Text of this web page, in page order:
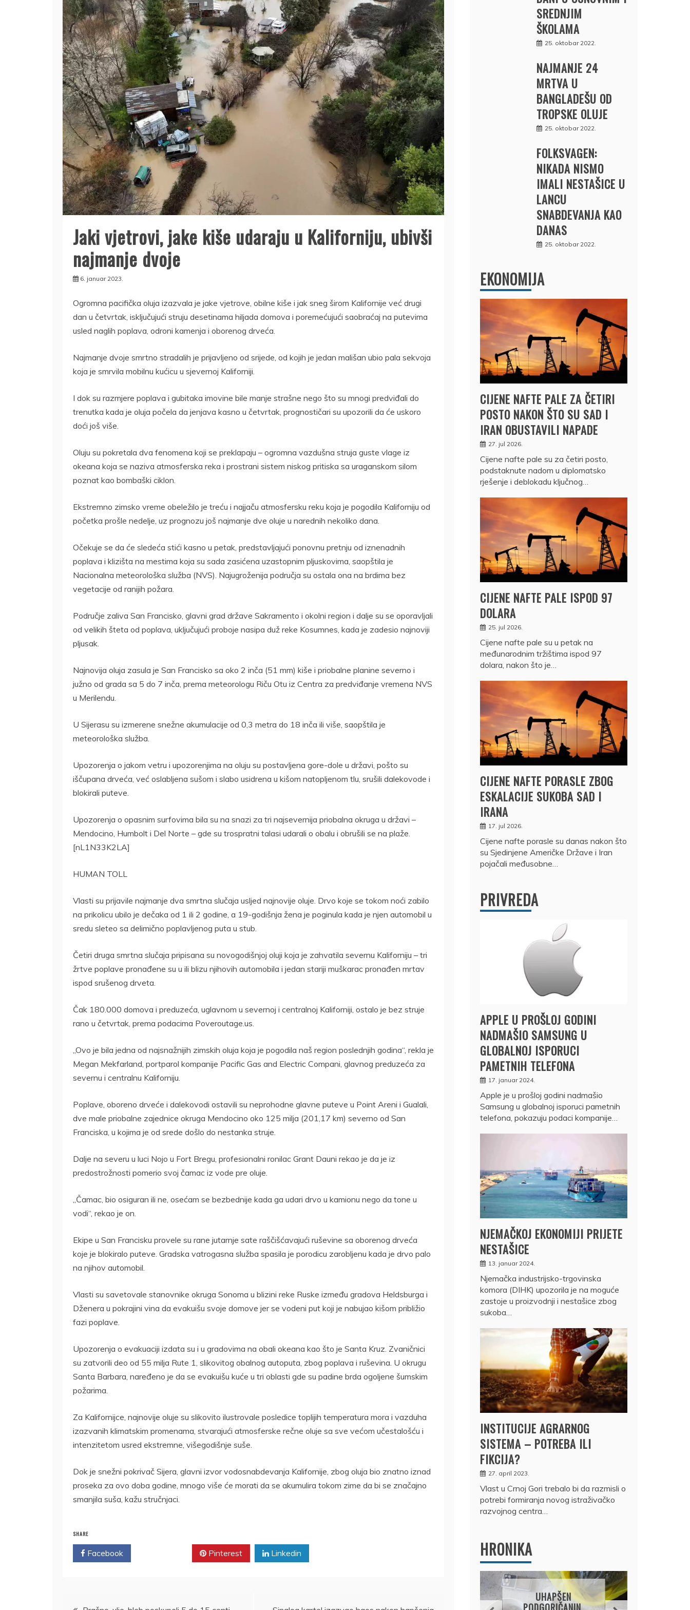
Jaki vjetrovi, jake kiše udaraju u Kaliforniju, ubivši
najmanje dvoje
6. januar 2023.
Ogromna pacifička oluja izazvala je jake vjetrove, obilne kiše i jak sneg širom Kalifornije već drugi
dan u četvrtak, isključujući struju desetinama hiljada domova i poremećujući saobraćaj na putevima
usled naglih poplava, odroni kamenja i oborenog drveća.
Najmanje dvoje smrtno stradalih je prijavljeno od srijede, od kojih je jedan mališan ubio pala sekvoja
koja je smrvila mobilnu kućicu u sjevernoj Kaliforniji.
I dok su razmjere poplava i gubitaka imovine bile manje strašne nego što su mnogi predviđali do
trenutka kada je oluja počela da jenjava kasno u četvrtak, prognostičari su upozorili da će uskoro
doći još više.
Oluju su pokretala dva fenomena koji se preklapaju – ogromna vazdušna struja guste vlage iz
okeana koja se naziva atmosferska reka i prostrani sistem niskog pritiska sa uraganskom silom
poznat kao bombaški ciklon.
Ekstremno zimsko vreme obeležilo je treću i najjaču atmosfersku reku koja je pogodila Kaliforniju od
početka prošle nedelje, uz prognozu još najmanje dve oluje u narednih nekoliko dana.
Očekuje se da će sledeća stići kasno u petak, predstavljajući ponovnu pretnju od iznenadnih
poplava i klizišta na mestima koja su sada zasićena uzastopnim pljuskovima, saopštila je
Nacionalna meteorološka služba (NVS). Najugroženija područja su ostala ona na brdima bez
vegetacije od ranijih požara.
Područje zaliva San Francisko, glavni grad države Sakramento i okolni region i dalje su se oporavljali
od velikih šteta od poplava, uključujući proboje nasipa duž reke Kosumnes, kada je zadesio najnoviji
pljusak.
Najnovija oluja zasula je San Francisko sa oko 2 inča (51 mm) kiše i priobalne planine severno i
južno od grada sa 5 do 7 inča, prema meteorologu Riču Otu iz Centra za predviđanje vremena NVS
u Merilendu.
U Sijerasu su izmerene snežne akumulacije od 0,3 metra do 18 inča ili više, saopštila je
meteorološka služba.
Upozorenja o jakom vetru i upozorenjima na oluju su postavljena gore-dole u ​​državi, pošto su
iščupana drveća, već oslabljena sušom i slabo usidrena u kišom natopljenom tlu, srušili dalekovode i
blokirali puteve.
Upozorenja o opasnim surfovima bila su na snazi za tri najsevernija priobalna okruga u državi –
Mendocino, Humbolt i Del Norte – gde su trospratni talasi udarali o obalu i obrušili se na plaže.
[nL1N33K2LA]
HUMAN TOLL
Vlasti su prijavile najmanje dva smrtna slučaja usljed najnovije oluje. Drvo koje se tokom noći zabilo
na prikolicu ubilo je dečaka od 1 ili 2 godine, a 19-godišnja žena je poginula kada je njen automobil u
sredu sleteo sa delimično poplavljenog puta u stub.
Četiri druga smrtna slučaja pripisana su novogodišnjoj oluji koja je zahvatila severnu Kaliforniju – tri
žrtve poplave pronađene su u ili blizu njihovih automobila i jedan stariji muškarac pronađen mrtav
ispod srušenog drveta.
Čak 180.000 domova i preduzeća, uglavnom u severnoj i centralnoj Kaliforniji, ostalo je bez struje
rano u četvrtak, prema podacima Poveroutage.us.
„Ovo je bila jedna od najsnažnijih zimskih oluja koja je pogodila naš region poslednjih godina“, rekla je
Megan Mekfarland, portparol kompanije Pacific Gas and Electric Compani, glavnog preduzeća za
severnu i centralnu Kaliforniju.
Poplave, oboreno drveće i dalekovodi ostavili su neprohodne glavne puteve u Point Areni i Gualali,
dve male priobalne zajednice okruga Mendocino oko 125 milja (201,17 km) severno od San
Franciska, u kojima je od srede došlo do nestanka struje.
Dalje na severu u luci Nojo u Fort Bregu, profesionalni ronilac Grant Dauni rekao je da je iz
predostrožnosti pomerio svoj čamac iz vode pre oluje.
„Čamac, bio osiguran ili ne, osećam se bezbednije kada ga udari drvo u kamionu nego da tone u
vodi“, rekao je on.
Ekipe u San Francisku provele su rane jutarnje sate raščišćavajući ruševine sa oborenog drveća
koje je blokiralo puteve. Gradska vatrogasna služba spasila je porodicu zarobljenu kada je drvo palo
na njihov automobil.
Vlasti su savetovale stanovnike okruga Sonoma u blizini reke Ruske između gradova Heldsburga i
Dženera u pokrajini vina da evakuišu svoje domove jer se vodeni put koji je nabujao kišom približio
fazi poplave.
Upozorenja o evakuaciji izdata su i u gradovima na obali okeana kao što je Santa Kruz. Zvaničnici
su zatvorili deo od 55 milja Rute 1, slikovitog obalnog autoputa, zbog poplava i ruševina. U okrugu
Santa Barbara, naređeno je da se evakuišu kuće u tri oblasti gde su padine brda ogoljene šumskim
požarima.
Za Kalifornijce, najnovije oluje su slikovito ilustrovale posledice toplijih temperatura mora i vazduha
izazvanih klimatskim promenama, stvarajući atmosferske rečne oluje sa sve većom učestalošću i
intenzitetom usred ekstremne, višegodišnje suše.
Dok je snežni pokrivač Sijera, glavni izvor vodosnabdevanja Kalifornije, zbog oluja bio znatno iznad
proseka za ovo doba godine, mnogo više će morati da se akumulira tokom zime da bi se značajno
smanjila suša, kažu stručnjaci.
SHARE
Facebook Pinterest Linkedin
SREDNJIM
ŠKOLAMA
25. oktobar 2022.
NAJMANJE 24
MRTVA U
BANGLADEŠU OD
TROPSKE OLUJE
25. oktobar 2022.
FOLKSVAGEN:
NIKADA NISMO
IMALI NESTAŠICE U
LANCU
SNABDEVANJA KAO
DANAS
25. oktobar 2022.
EKONOMIJA
CIJENE NAFTE PALE ZA ČETIRI
POSTO NAKON ŠTO SU SAD I
IRAN OBUSTAVILI NAPADE
27. jul 2026.
Cijene nafte pale su za četiri posto,
podstaknute nadom u diplomatsko
rješenje i deblokadu ključnog…
CIJENE NAFTE PALE ISPOD 97
DOLARA
25. jul 2026.
Cijene nafte pale su u petak na
međunarodnim tržištima ispod 97
dolara, nakon što je…
CIJENE NAFTE PORASLE ZBOG
ESKALACIJE SUKOBA SAD I
IRANA
17. jul 2026.
Cijene nafte porasle su danas nakon što
su Sjedinjene Američke Države i Iran
pojačali međusobne…
PRIVREDA
APPLE U PROŠLOJ GODINI
NADMAŠIO SAMSUNG U
GLOBALNOJ ISPORUCI
PAMETNIH TELEFONA
17. januar 2024.
Apple je u prošloj godini nadmašio
Samsung u globalnoj isporuci pametnih
telefona, pokazuju podaci kompanije…
NJEMAČKOJ EKONOMIJI PRIJETE
NESTAŠICE
13. januar 2024.
Njemačka industrijsko-trgovinska
komora (DIHK) upozorila je na moguće
zastoje u proizvodnji i nestašice zbog
sukoba…
INSTITUCIJE AGRARNOG
SISTEMA – POTREBA ILI
FIKCIJA?
27. april 2023.
Vlast u Crnoj Gori trebalo bi da razmisli o
potrebi formiranja novog istraživačko
razvojnog centra…
HRONIKA
UHAPŠEN